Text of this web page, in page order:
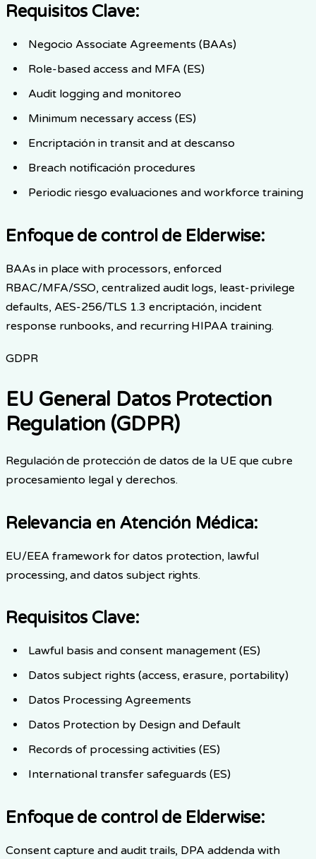
Requisitos Clave:
Negocio Associate Agreements (BAAs)
Role-based access and MFA (ES)
Audit logging and monitoreo
Minimum necessary access (ES)
Encriptación in transit and at descanso
Breach notificación procedures
Periodic riesgo evaluaciones and workforce training
Enfoque de control de Elderwise:
BAAs in place with processors, enforced
RBAC/MFA/SSO, centralized audit logs, least-privilege
defaults, AES-256/TLS 1.3 encriptación, incident
response runbooks, and recurring HIPAA training.
GDPR
EU General Datos Protection
Regulation (GDPR)
Regulación de protección de datos de la UE que cubre
procesamiento legal y derechos.
Relevancia en Atención Médica:
EU/EEA framework for datos protection, lawful
processing, and datos subject rights.
Requisitos Clave:
Lawful basis and consent management (ES)
Datos subject rights (access, erasure, portability)
Datos Processing Agreements
Datos Protection by Design and Default
Records of processing activities (ES)
International transfer safeguards (ES)
Enfoque de control de Elderwise:
Consent capture and audit trails, DPA addenda with